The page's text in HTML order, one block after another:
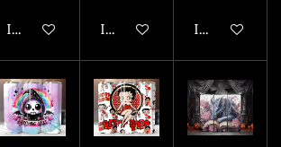
In den WarenkorbIn den Warenkorb
In den